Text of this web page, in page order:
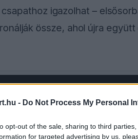
- Do Not Process My Personal
opt-out of the sale, sharing to third
for targeted advertising by us,
igazolhat –
össze, ahol újra
the server or network failed or because
supported.